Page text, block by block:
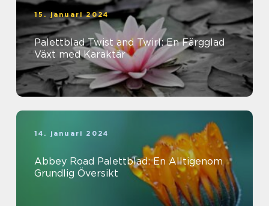
15. januari 2024
Palettblad Twist and Twirl: En Färgglad
Växt med Karaktär
14. januari 2024
Abbey Road Palettblad: En Alltigenom
Grundlig Översikt